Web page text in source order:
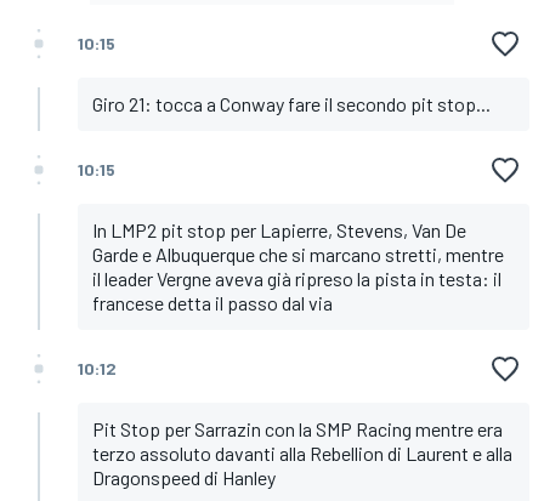
10:15
Giro 21: tocca a Conway fare il secondo pit stop...
10:15
In LMP2 pit stop per Lapierre, Stevens, Van De
Garde e Albuquerque che si marcano stretti, mentre
il leader Vergne aveva già ripreso la pista in testa: il
francese detta il passo dal via
10:12
Pit Stop per Sarrazin con la SMP Racing mentre era
terzo assoluto davanti alla Rebellion di Laurent e alla
Dragonspeed di Hanley